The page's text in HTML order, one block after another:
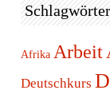
Schlagwörter
Afrika Arbeit
Deutschkurs